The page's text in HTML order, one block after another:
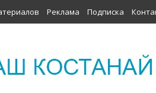
Реклама Подписка